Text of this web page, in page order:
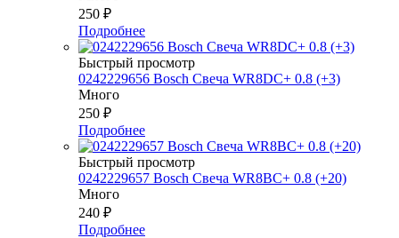
250 ₽
Подробнее
Быстрый просмотр
0242229656 Bosch Свеча WR8DC+ 0.8 (+3)
Много
250 ₽
Подробнее
Быстрый просмотр
0242229657 Bosch Свеча WR8BC+ 0.8 (+20)
Много
240 ₽
Подробнее